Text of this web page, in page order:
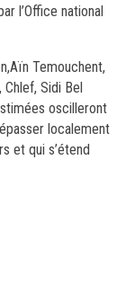
l’Office national
Temouchent,
Chlef, Sidi Bel
oscilleront
localement
et qui s’étend